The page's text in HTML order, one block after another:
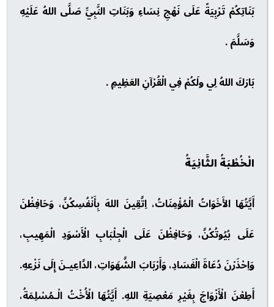
بَنَاتِكُمْ تَرْبِيَةً عَلَى نَهْجِ نِسَاءِ وَبَنَاتِ النَّبِيِّ صَلَّى اللهُ عَلَيْهِ
وَسَلَّمَ .
بَارَكَ اللهُ لِي ولَكُمْ فِي الْقُرْآنِ العَظِيمِ .
الْخُطْبَةُ الثَّانِيَةُ
أَيَّتُهَا الأَخَوَاتُ الْمُؤْمِنَاتُ، اِتَّقِينَ اللهَ بِأَنْفُسِكُنَّ، وَحَافِظْنَ
عَلَى بُيُوتُكُنَّ، وَحَافِظْنَ عَلَى الْجِلْبَابِ الْأَسْوَدِ الْمَهِيبِ،
وَاِحْذَرْنَ دُعَاةَ الْفَسَادِ، وَأَرْبَابَ الشَّهَوَاتِ، الدَّاعِيـنَ إِلَى نَزْعِهِ.
أَطِعْنَ الْأَزْوَاجَ بِغَيْرِ مَعْصِيَةِ اللهِ. أَيَّتُهَا الْأُخْتُ الْـمُسْلِمَةُ،